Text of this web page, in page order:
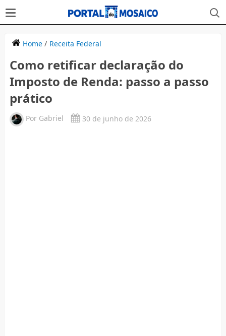
Home/ Receita Federal
Como retificar declaração do
Imposto de Renda: passo a passo
prático
Por Gabriel 30 de junho de 2026